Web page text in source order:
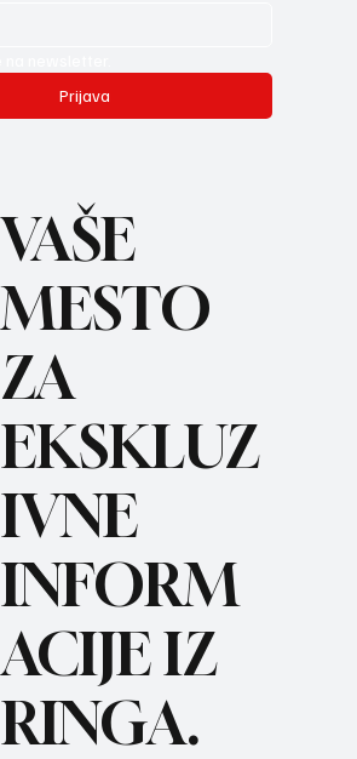
Prijava
REC
VAŠE
MESTO
ZA
EKSKLUZ
IVNE
INFORM
ACIJE IZ
RINGA.